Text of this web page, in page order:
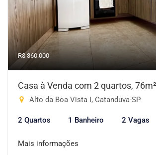
R$ 360.000
Casa à Venda com 2 quartos, 76m²
Alto da Boa Vista I, Catanduva-SP
2 Quartos 1 Banheiro 2 Vagas
Mais informações